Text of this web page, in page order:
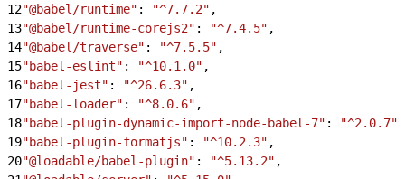
12"@babel/runtime" : "^7.7.2" ,
13"@babel/runtime-corejs2" : "^7.4.5" ,
14"@babel/traverse" : "^7.5.5" ,
15"babel-eslint" : "^10.1.0" ,
16"babel-jest" : "^26.6.3" ,
17"babel-loader" : "^8.0.6" ,
18"babel-plugin-dynamic-import-node-babel-7" : "^2.0.7"
19"babel-plugin-formatjs" : "^10.2.3" ,
20"@loadable/babel-plugin" : "^5.13.2" ,